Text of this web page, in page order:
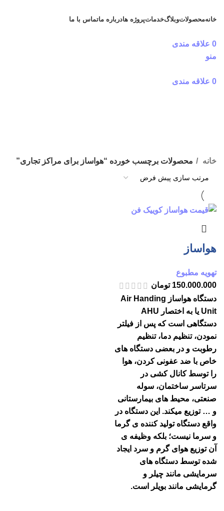
خانهمحصولاتوبلاگخدماتپروژه هادرباره ماتماس با ما
0 علاقه مندی
منو
0 علاقه مندی
خانه محصولات برچسب خورده “هواساز برای مراکز تجاری”
هواساز
تهویه مطبوع
150.000.000 تومان
دستگاه هواساز Air Handing
Unit یا به اختصار AHU
دستگاهی است که پس از فیلتر
نمودن، تنظیم دما، تنظیم
رطوبت و در بعضی دستگاه های
خاص با ضد عفونی کردن، هوا
را توسط کانال کشی در
سرتاسر ساختمان، سوله
صنعتی، محیط های بیمارستانی
و … توزیع میکند. این دستگاه در
واقع دستگاه تولید کننده ی گرما
و سرما نیست؛ بلکه وظیفه ی
آن توزیع هوای گرم و سرد ایجاد
شده توسط دستگاه های
سرمایشی مانند چیلر و
گرمایشی مانند بویلر است.